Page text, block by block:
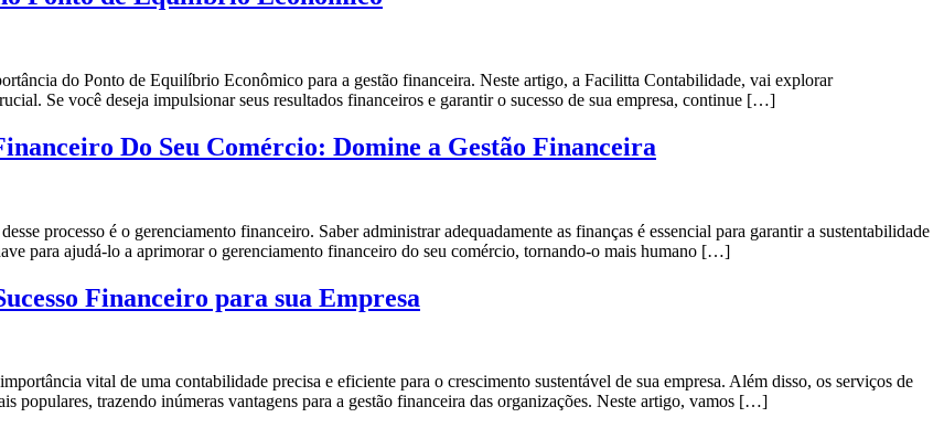
do Ponto de Equilíbrio Econômico para a gestão financeira. Neste artigo, a Facilitta Contabilidade, vai explorar
Se você deseja impulsionar seus resultados financeiros e garantir o sucesso de sua empresa, continue […]
Do Seu Comércio: Domine a Gestão Financeira
processo é o gerenciamento financeiro. Saber administrar adequadamente as finanças é essencial para garantir a sustentabilidade
para ajudá-lo a aprimorar o gerenciamento financeiro do seu comércio, tornando-o mais humano […]
Financeiro para sua Empresa
vital de uma contabilidade precisa e eficiente para o crescimento sustentável de sua empresa. Além disso, os serviços de
populares, trazendo inúmeras vantagens para a gestão financeira das organizações. Neste artigo, vamos […]